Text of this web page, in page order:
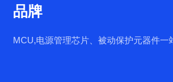
品牌
MCU,电源管理芯片、被动保护元器件一